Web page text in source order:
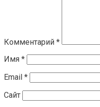
Комментарий *
Имя *
Email *
Сайт